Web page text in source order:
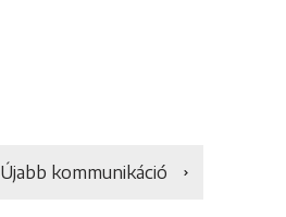
Újabb kommunikáció